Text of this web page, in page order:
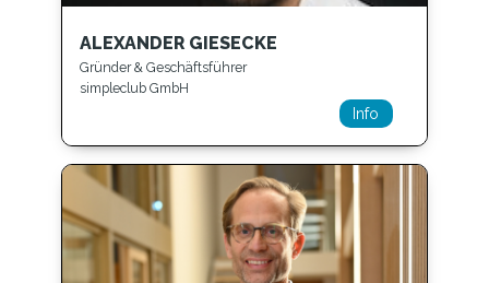
ALEXANDER GIESECKE
Gründer & Geschäftsführer
simpleclub GmbH
Info